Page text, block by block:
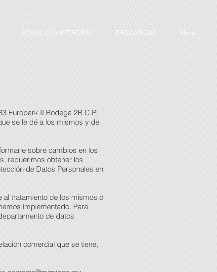
SOLUCIÓN INTEGRAL DESCARGAS More
Europark II Bodega 2B C.P.
se le dé a los mismos y de
sobre cambios en los
requerimos obtener los
de Datos Personales en
tratamiento de los mismos o
implementado. Para
de datos
comercial que se tiene,